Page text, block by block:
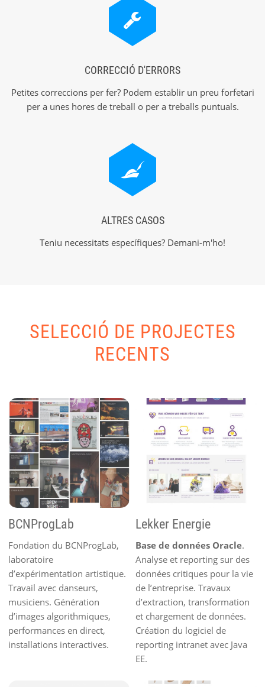
CORRECCIÓ D'ERRORS
Petites correccions per fer? Podem establir un preu forfetari
per a unes hores de treball o per a treballs puntuals.
ALTRES CASOS
Teniu necessitats específiques? Demani-m'ho!
SELECCIÓ DE PROJECTES
RECENTS
BCNProgLab
Fondation du BCNProgLab,
laboratoire
d’expérimentation artistique.
Travail avec danseurs,
musiciens. Génération
d’images algorithmiques,
performances en direct,
installations interactives.
Lekker Energie
Base de données Oracle.
Analyse et reporting sur des
données critiques pour la vie
de l’entreprise. Travaux
d’extraction, transformation
et chargement de données.
Création du logiciel de
reporting intranet avec Java
EE.